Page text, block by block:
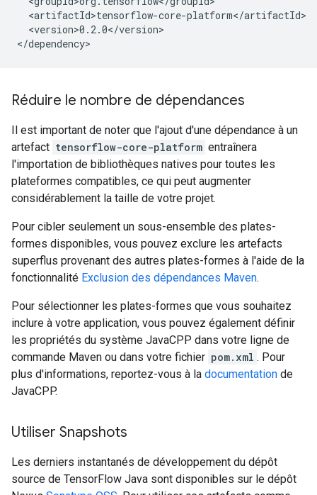
<version>0.2.0</version>
Réduire le nombre de dépendances
Il est important de noter que l'ajout d'une dépendance à un
artefact tensorflow-core-platform entraînera
l'importation de bibliothèques natives pour toutes les
plateformes compatibles, ce qui peut augmenter
considérablement la taille de votre projet.
Pour cibler seulement un sous-ensemble des plates-
formes disponibles, vous pouvez exclure les artefacts
superflus provenant des autres plates-formes à l'aide de la
fonctionnalité Exclusion des dépendances Maven.
Pour sélectionner les plates-formes que vous souhaitez
inclure à votre application, vous pouvez également définir
les propriétés du système JavaCPP dans votre ligne de
commande Maven ou dans votre fichier pom.xml . Pour
plus d'informations, reportez-vous à la documentation de
JavaCPP.
Utiliser Snapshots
Les derniers instantanés de développement du dépôt
source de TensorFlow Java sont disponibles sur le dépôt